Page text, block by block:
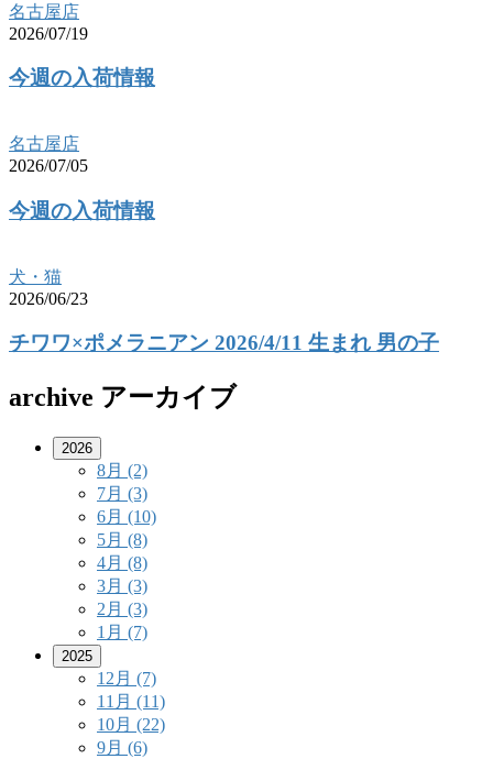
名古屋店
2026/07/19
今週の入荷情報
名古屋店
2026/07/05
今週の入荷情報
犬・猫
2026/06/23
チワワ×ポメラニアン 2026/4/11 生まれ 男の子
archive アーカイブ
2026
8月 (2)
7月 (3)
6月 (10)
5月 (8)
4月 (8)
3月 (3)
2月 (3)
1月 (7)
2025
12月 (7)
11月 (11)
10月 (22)
9月 (6)